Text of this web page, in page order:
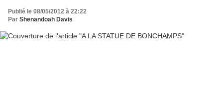
Publié le 08/05/2012 à 22:22
Par Shenandoah Davis